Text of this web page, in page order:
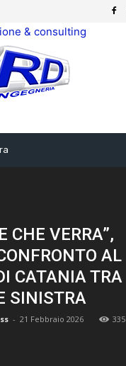
& consulting
CHE VERRA”,
AL
CATANIA TRA
SINISTRA
- 21 Febbraio 2026
335